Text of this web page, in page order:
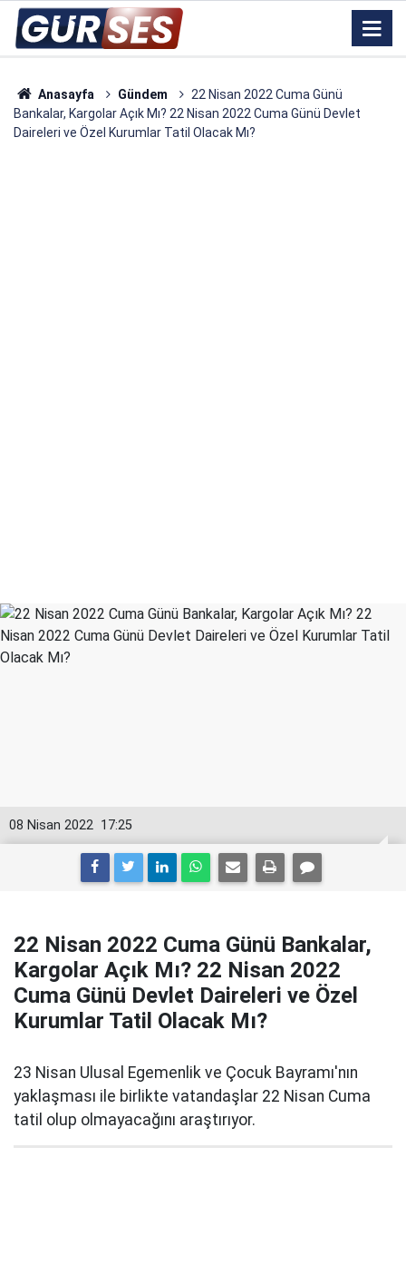
Anasayfa Gündem
22 Nisan 2022 Cuma Günü
Bankalar, Kargolar Açık Mı? 22 Nisan 2022 Cuma Günü Devlet
Daireleri ve Özel Kurumlar Tatil Olacak Mı?
17:25
08 Nisan 2022
22 Nisan 2022 Cuma Günü Bankalar,
Kargolar Açık Mı? 22 Nisan 2022
Cuma Günü Devlet Daireleri ve Özel
Kurumlar Tatil Olacak Mı?
23 Nisan Ulusal Egemenlik ve Çocuk Bayramı'nın
yaklaşması ile birlikte vatandaşlar 22 Nisan Cuma
tatil olup olmayacağını araştırıyor.